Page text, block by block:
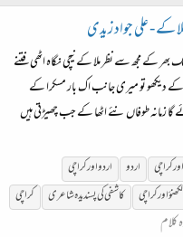
- علی جواد زیدی
کے مجھ سے نظر ملا کے نیچی نگاہ اٹھی فتنے
دیکھو تو میری جانب اک بار مسکرا کے
زمانہ طوفاں نئے اٹھا کے جب چھیڑتی ہیں
اورکراچی اردو اردواورکراچی
لکھنؤاورکراچی کاشفی کی پسندیدہ شاعری
کراچی
کلام